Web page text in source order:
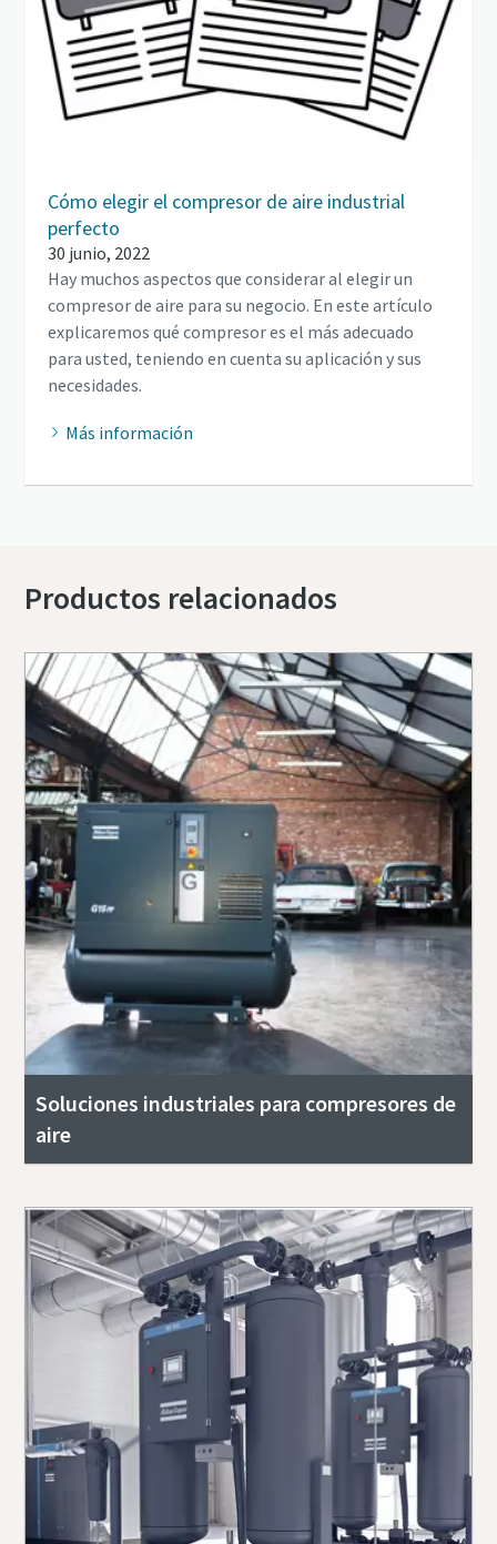
Cómo elegir el compresor de aire industrial
perfecto
30 junio, 2022
Hay muchos aspectos que considerar al elegir un
compresor de aire para su negocio. En este artículo
explicaremos qué compresor es el más adecuado
para usted, teniendo en cuenta su aplicación y sus
necesidades.
Más información
Productos relacionados
Soluciones industriales para compresores de
aire